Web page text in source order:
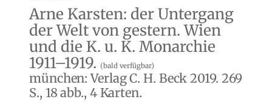
Arne Karsten: der Untergang
der Welt von gestern. Wien
und die K. u. K. Monarchie
1911–1919. (bald verfügbar)
münchen: Verlag C. H. Beck 2019. 269
S., 18 abb., 4 Karten.